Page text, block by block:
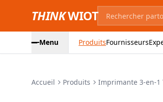
THINKWIOT
Menu ProduitsFournisseurs
Accueil Produits Imprimante 3-en-1